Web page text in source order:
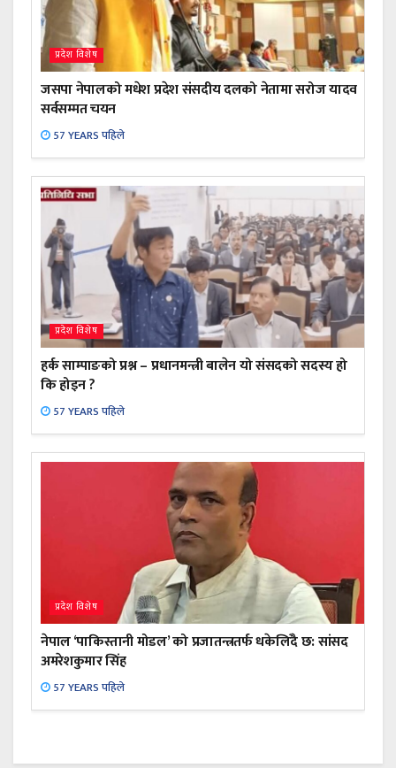
प्रदेश विशेष
जसपा नेपालको मधेश प्रदेश संसदीय दलको नेतामा सरोज यादव
सर्वसम्मत चयन
57 YEARS पहिले
प्रदेश विशेष
हर्क साम्पाङको प्रश्न – प्रधानमन्त्री बालेन यो संसदको सदस्य हो
कि होइन ?
57 YEARS पहिले
प्रदेश विशेष
नेपाल ‘पाकिस्तानी मोडल’ को प्रजातन्त्रतर्फ धकेलिँदै छ: सांसद
अमरेशकुमार सिंह
57 YEARS पहिले